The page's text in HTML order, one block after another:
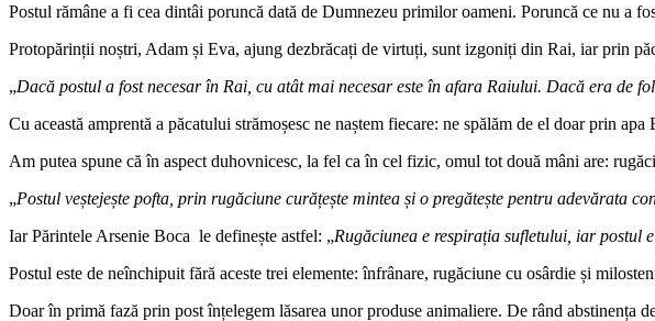
Postul rămâne a fi cea dintâi poruncă dată de Dumnezeu primilor oameni. Poruncă ce nu a
Protopărinții noștri, Adam și Eva, ajung dezbrăcați de virtuți, sunt izgoniți din Rai, iar prin
„Dacă postul a fost necesar în Rai, cu atât mai necesar este în afara Raiului. Dacă era de
Cu această amprentă a păcatului strămoșesc ne naștem fiecare: ne spălăm de el doar prin
Am putea spune că în aspect duhovnicesc, la fel ca în cel fizic, omul tot două mâni are:
„Postul veștejește pofta, prin rugăciune curățește mintea și o pregătește pentru adevărata
Iar Părintele Arsenie Boca le definește astfel: „Rugăciunea e respirația sufletului, iar postul
Postul este de neînchipuit fără aceste trei elemente: înfrânare, rugăciune cu osârdie și
Doar în primă fază prin post înțelegem lăsarea unor produse animaliere. De rând abstinența